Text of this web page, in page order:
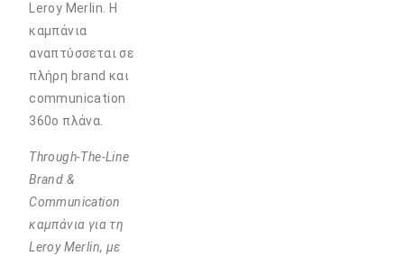
Leroy Merlin. Η
καμπάνια
αναπτύσσεται σε
πλήρη brand και
communication
360ο πλάνα.
Through-The-Line
Βrand &
Communication
καμπάνια για τη
Leroy Merlin, με